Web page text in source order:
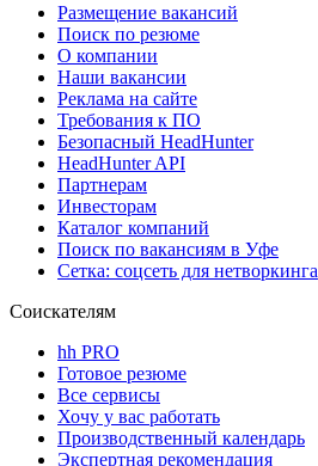
Размещение вакансий
Поиск по резюме
О компании
Наши вакансии
Реклама на сайте
Требования к ПО
Безопасный HeadHunter
HeadHunter API
Партнерам
Инвесторам
Каталог компаний
Поиск по вакансиям в Уфе
Сетка: соцсеть для нетворкинга
Соискателям
hh PRO
Готовое резюме
Все сервисы
Хочу у вас работать
Производственный календарь
Экспертная рекомендация